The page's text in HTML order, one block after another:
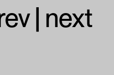
| next